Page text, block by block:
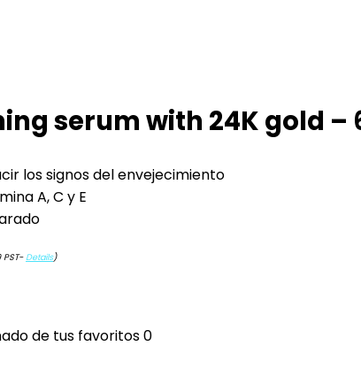
serum with 24K gold –
los signos del envejecimiento
A, C y E
PST-Details)
de tus favoritos0